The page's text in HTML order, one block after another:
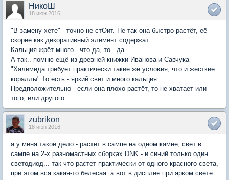
НикоШ
18 июн 2016
"В замену хете" - точно не стОит. Не так она быстро растёт, её
скорее как декоративный элемент содержат.
Кальция жрёт много - что да, то - да...
А так.. помню ещё из древней книжки Иванова и Савчука -
"Халимеда требует практически такие же условия, что и жесткие
кораллы" То есть - яркий свет и много кальция.
Предположительно - если она плохо растёт, то не хватает или
того, или другого..
zubrikon
18 июн 2016
а у меня такое дело - растет в сампе на одном камне, свет в
сампе на 2-х разномастных сборках DNK - и синий только один
светодиод... так что растет практически от одного красного света,
при этом вся какая-то белесая. а вот в дисплее при ярком свете